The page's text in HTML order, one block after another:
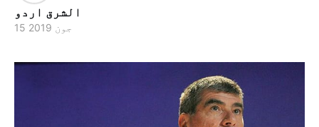
الشرق اردو
15 جون 2019